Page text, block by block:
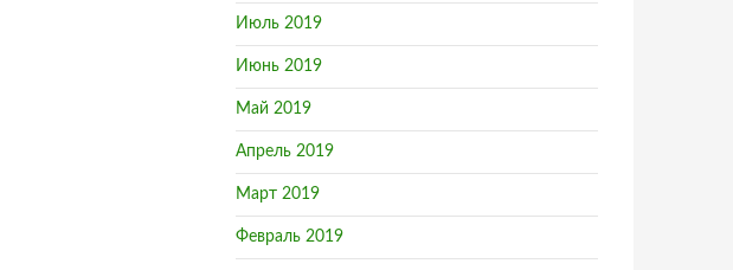
Июль 2019
Июнь 2019
Май 2019
Апрель 2019
Март 2019
Февраль 2019